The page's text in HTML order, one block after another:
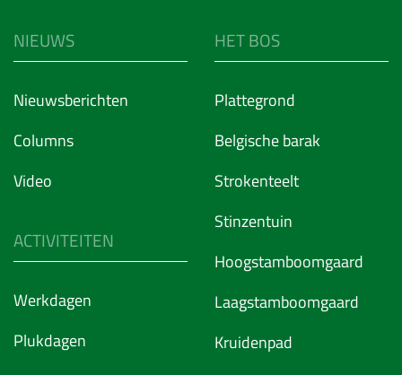
NIEUWS
Nieuwsberichten
Columns
Video
HET BOS
Plattegrond
Belgische barak
Strokenteelt
Stinzentuin
Hoogstamboomgaard
Laagstamboomgaard
Kruidenpad
ACTIVITEITEN
Werkdagen
Plukdagen